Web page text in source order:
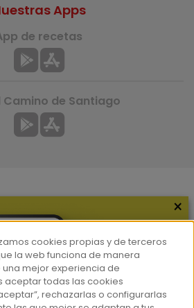
Hemeroteca
Contacto
Prensa
Apps
de recetas
Camino de Santiago
×
cookies propias y de terceros
la web funciona de manera
mejor experiencia de
aceptar todas las cookies
rechazarlas o configurarlas